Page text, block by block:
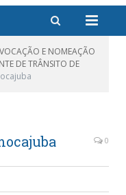
E NOMEAÇÃO
DE TRÂNSITO DE
0